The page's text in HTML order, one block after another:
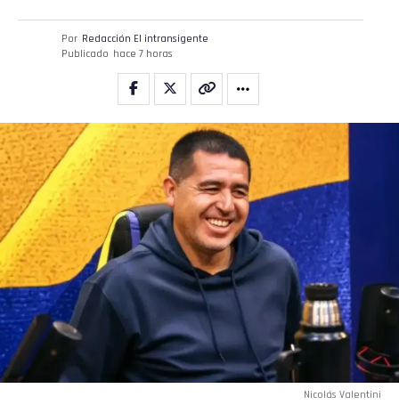
Por Redacción El intransigente
Publicado hace 7 horas
Nicolás Valentini